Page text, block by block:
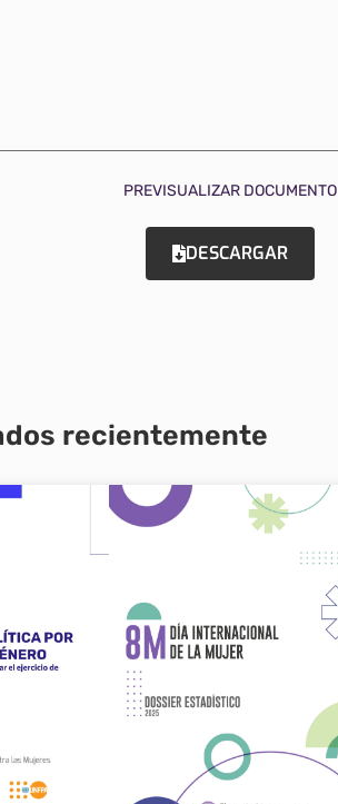
PREVISUALIZAR DOCUMENTO
DESCARGAR
recientemente